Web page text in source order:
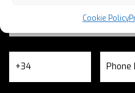
Cookie Policy